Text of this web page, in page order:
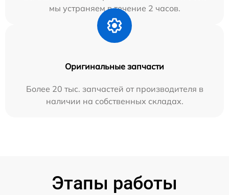
мы устраняем в течение 2 часов.
Оригинальные запчасти
Более 20 тыс. запчастей от производителя в
наличии на собственных складах.
Этапы работы